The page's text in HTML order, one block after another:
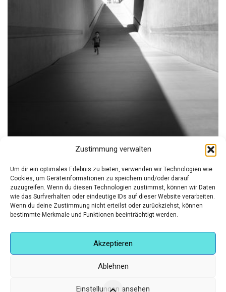
Zustimmung verwalten
Um dir ein optimales Erlebnis zu bieten, verwenden wir Technologien wie
Cookies, um Geräteinformationen zu speichern und/oder darauf
zuzugreifen. Wenn du diesen Technologien zustimmst, können wir Daten
wie das Surfverhalten oder eindeutige IDs auf dieser Website verarbeiten.
Wenn du deine Zustimmung nicht erteilst oder zurückziehst, können
bestimmte Merkmale und Funktionen beeinträchtigt werden.
Akzeptieren
Ablehnen
Einstellungen ansehen
ART:IG KÜNSTLER , FOTOGRAFIE , FÜR IHN, LIMITIERTE EDITION
€750,00